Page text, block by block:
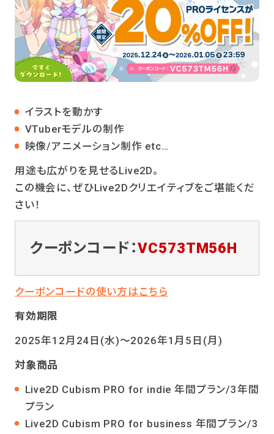
イラストを動かす
VTuberモデルの制作
映像/アニメーション制作 etc…
用途も広がりを見せるLive2D。
この機会に、ぜひLive2Dクリエイティブをご堪能くだ
さい！
クーポンコード：VC573TM56H
クーポンコードの使い方はこちら
有効期限
2025年12月24日(水)～2026年1月5日(月)
対象商品
Live2D Cubism PRO for indie 年間プラン/3年間
プラン
Live2D Cubism PRO for business 年間プラン/3